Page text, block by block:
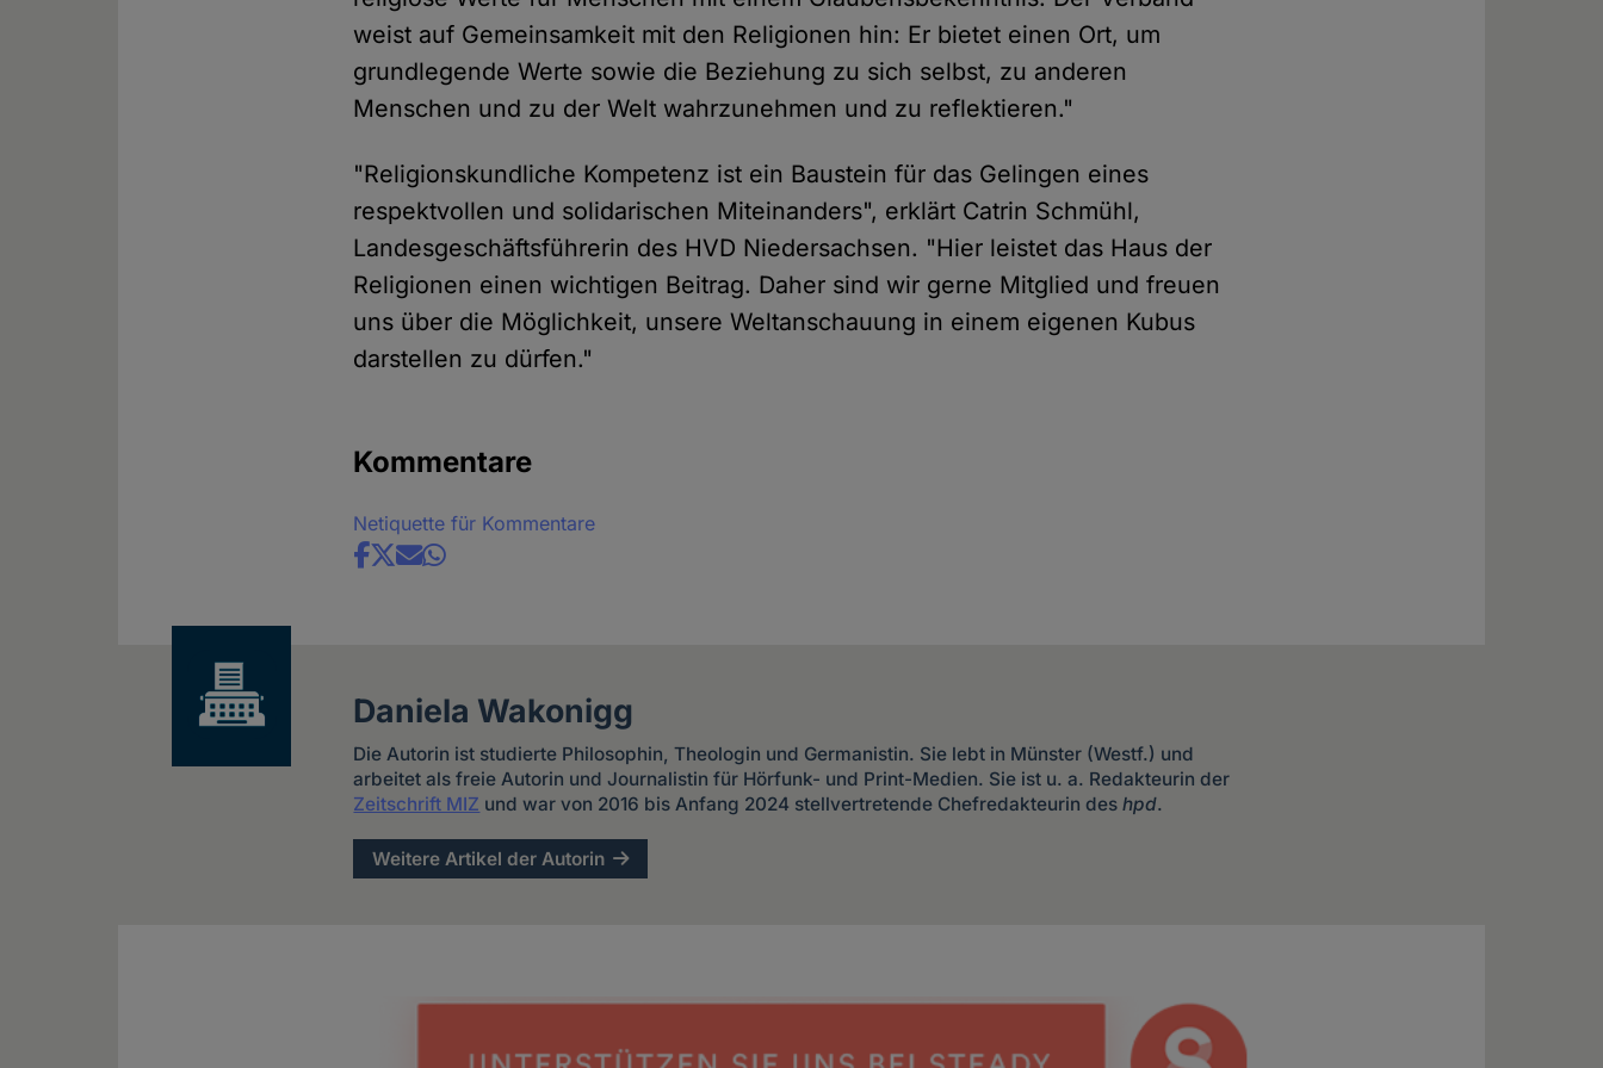
weist auf Gemeinsamkeit mit den Religionen hin: Er bietet einen Ort, um
grundlegende Werte sowie die Beziehung zu sich selbst, zu anderen
Menschen und zu der Welt wahrzunehmen und zu reflektieren."
"Religionskundliche Kompetenz ist ein Baustein für das Gelingen eines
respektvollen und solidarischen Miteinanders", erklärt Catrin Schmühl,
Landesgeschäftsführerin des HVD Niedersachsen. "Hier leistet das Haus der
Religionen einen wichtigen Beitrag. Daher sind wir gerne Mitglied und freuen
uns über die Möglichkeit, unsere Weltanschauung in einem eigenen Kubus
darstellen zu dürfen."
Kommentare
Netiquette für Kommentare
Share
Daniela Wakonigg
Die Autorin ist studierte Philosophin, Theologin und Germanistin. Sie lebt in Münster (Westf.) und
arbeitet als freie Autorin und Journalistin für Hörfunk- und Print-Medien. Sie ist u. a. Redakteurin der
Zeitschrift MIZ und war von 2016 bis Anfang 2024 stellvertretende Chefredakteurin deshpd.
Weitere Artikel der Autorin